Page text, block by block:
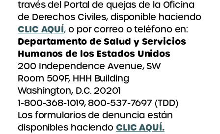
través del Portal de quejas de la Oficina
de Derechos Civiles, disponible haciendo
CLIC AQUÍ, o por correo o teléfono en:
Departamento de Salud y Servicios
Humanos de los Estados Unidos
200 Independence Avenue, SW
Room 509F, HHH Building
Washington, D.C. 20201
1-800-368-1019, 800-537-7697 (TDD)
Los formularios de denuncia están
disponibles haciendo CLIC AQUÍ.